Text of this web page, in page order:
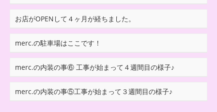
お店がOPENして４ヶ月が経ちました。
merc.の駐車場はここです！
merc.の内装の事⑥ 工事が始まって４週間目の様子♪
merc.の内装の事⑤工事が始まって３週間目の様子♪